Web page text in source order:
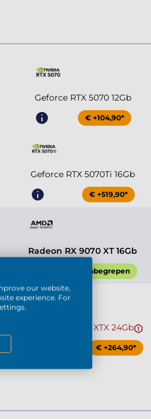
Geforce RTX 5070 12Gb
€ +104,90*
Geforce RTX 5070Ti 16Gb
€ +519,90*
Radeon RX 9070 XT 16Gb
Inbegrepen
Radeon RX 7900 XTX 24Gb
€ +264,90*
our website,
experience. For